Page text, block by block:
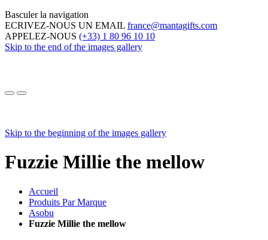
Basculer la navigation
ECRIVEZ-NOUS UN EMAIL france@mantagifts.com
APPELEZ-NOUS (+33) 1 80 96 10 10
Skip to the end of the images gallery
Skip to the beginning of the images gallery
Fuzzie Millie the mellow
Accueil
Produits Par Marque
Asobu
Fuzzie Millie the mellow